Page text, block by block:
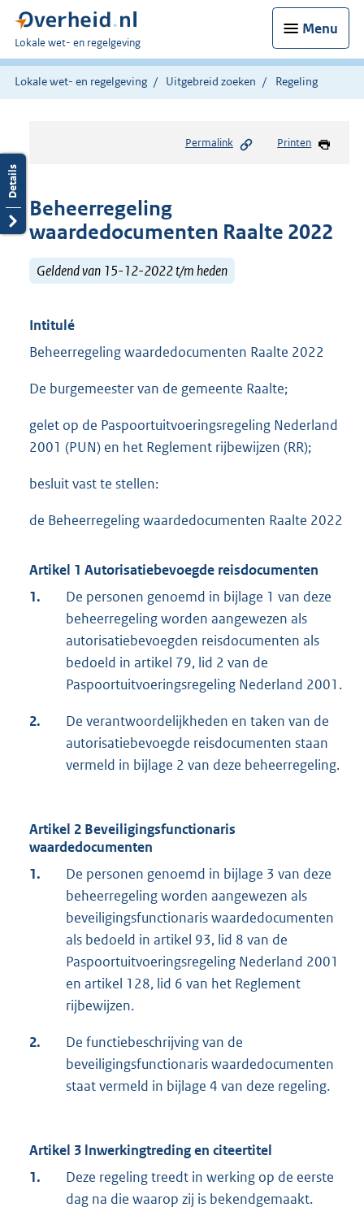
Menu
U
bent
hier:
Lokale wet- en regelgeving
Lokale wet- en regelgeving Uitgebreid zoeken Regeling
Permalink Printen
Beheerregeling
waardedocumenten Raalte 2022
Geldend van 15-12-2022 t/m heden
Intitulé
Beheerregeling waardedocumenten Raalte 2022
De burgemeester van de gemeente Raalte;
gelet op de Paspoortuitvoeringsregeling Nederland
2001 (PUN) en het Reglement rijbewijzen (RR);
besluit vast te stellen:
de Beheerregeling waardedocumenten Raalte 2022
Artikel 1 Autorisatiebevoegde reisdocumenten
1.
De personen genoemd in bijlage 1 van deze
beheerregeling worden aangewezen als
autorisatiebevoegden reisdocumenten als
bedoeld in artikel 79, lid 2 van de
Paspoortuitvoeringsregeling Nederland 2001.
2.
De verantwoordelijkheden en taken van de
autorisatiebevoegde reisdocumenten staan
vermeld in bijlage 2 van deze beheerregeling.
Artikel 2 Beveiligingsfunctionaris
waardedocumenten
1.
De personen genoemd in bijlage 3 van deze
beheerregeling worden aangewezen als
beveiligingsfunctionaris waardedocumenten
als bedoeld in artikel 93, lid 8 van de
Paspoortuitvoeringsregeling Nederland 2001
en artikel 128, lid 6 van het Reglement
rijbewijzen.
2.
De functiebeschrijving van de
beveiligingsfunctionaris waardedocumenten
staat vermeld in bijlage 4 van deze regeling.
Artikel 3 lnwerkingtreding en citeertitel
1.
Deze regeling treedt in werking op de eerste
dag na die waarop zij is bekendgemaakt.